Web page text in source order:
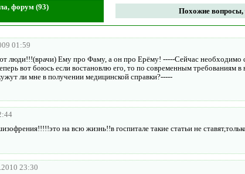
форум (93) Похожие вопросы,
01:59
люди!!!(врачи) Ему про Фаму, а он про Ерёму! -----Сейчас необходимо
вот боюсь если востановлю его, то по современным требованиям в
ли мне в получении медицинской справки?-----
на всю жизнь!!в госпитале такие статьи не
23:30